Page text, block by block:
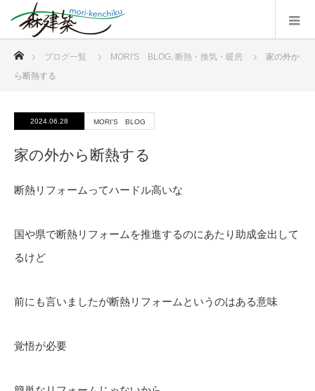
ブログ一覧 MORI'S BLOG, 断熱・換気・暖房
家の外か
ら断熱する
2024.06.28 MORI'S BLOG
家の外から断熱する
断熱リフォームってハードル高いな
国や県で断熱リフォームを推進するのにあたり助成金出して
るけど
前にも言いましたが断熱リフォームというのはある意味
覚悟が必要